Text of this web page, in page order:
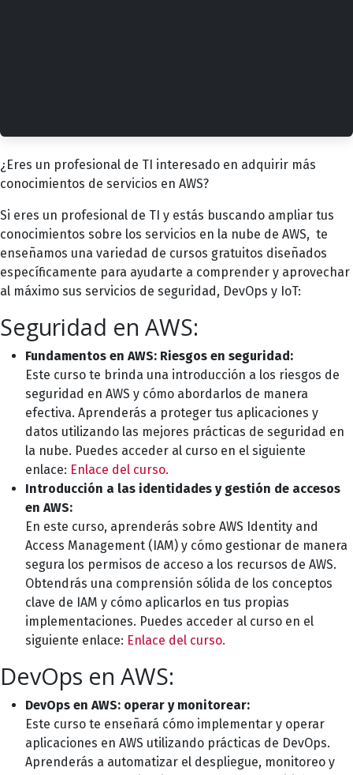
¿Eres un profesional de TI interesado en adquirir más
conocimientos de servicios en AWS?
Si eres un profesional de TI y estás buscando ampliar tus
conocimientos sobre los servicios en la nube de AWS, te
enseñamos una variedad de cursos gratuitos diseñados
específicamente para ayudarte a comprender y aprovechar
al máximo sus servicios de seguridad, DevOps y IoT:
Seguridad en AWS:
Fundamentos en AWS: Riesgos en seguridad:
Este curso te brinda una introducción a los riesgos de
seguridad en AWS y cómo abordarlos de manera
efectiva. Aprenderás a proteger tus aplicaciones y
datos utilizando las mejores prácticas de seguridad en
la nube. Puedes acceder al curso en el siguiente
enlace: Enlace del curso.
Introducción a las identidades y gestión de accesos
en AWS:
En este curso, aprenderás sobre AWS Identity and
Access Management (IAM) y cómo gestionar de manera
segura los permisos de acceso a los recursos de AWS.
Obtendrás una comprensión sólida de los conceptos
clave de IAM y cómo aplicarlos en tus propias
implementaciones. Puedes acceder al curso en el
siguiente enlace: Enlace del curso.
DevOps en AWS:
DevOps en AWS: operar y monitorear:
Este curso te enseñará cómo implementar y operar
aplicaciones en AWS utilizando prácticas de DevOps.
Aprenderás a automatizar el despliegue, monitoreo y